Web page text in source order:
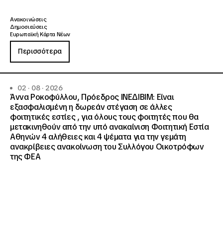
Ανακοινώσεις
Δημοσιεύσεις
Ευρωπαϊκή Κάρτα Νέων
Περισσότερα
02 · 08 · 2026
Άννα Ροκοφύλλου, Πρόεδρος ΙΝΕΔΙΒΙΜ: Είναι
εξασφαλισμένη η δωρεάν στέγαση σε άλλες
φοιτητικές εστίες , για όλους τους φοιτητές που θα
μετακινηθούν από την υπό ανακαίνιση Φοιτητική Εστία
Αθηνών 4 αλήθειες και 4 ψέματα για την γεμάτη
ανακρίβειες ανακοίνωση του Συλλόγου Οικοτρόφων
της ΦΕΑ